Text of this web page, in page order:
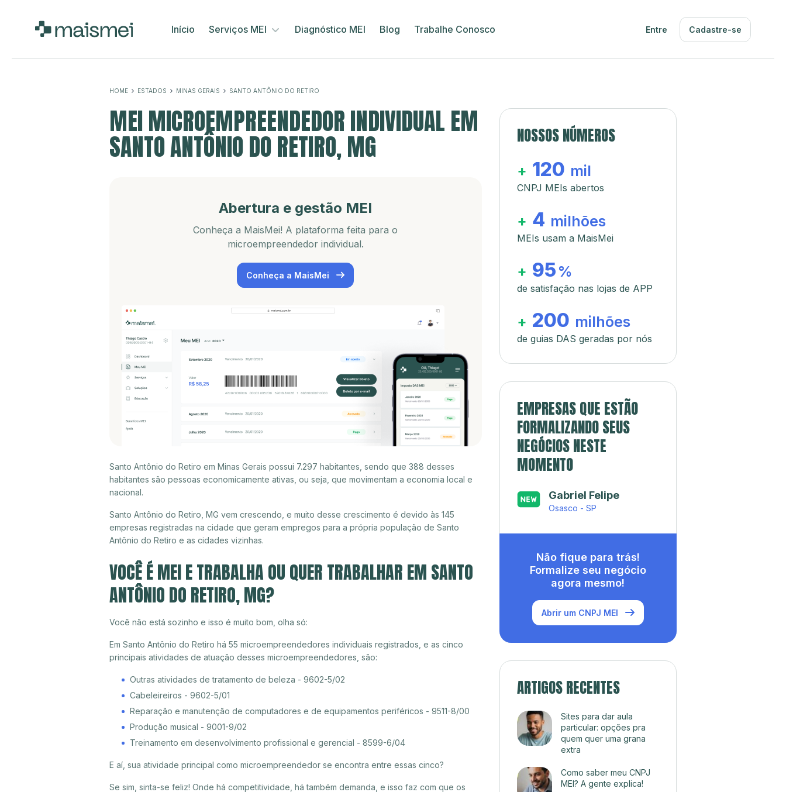
Início Serviços MEI Diagnóstico MEI Blog Trabalhe Conosco Entre Cadastre-se
HOME ESTADOS MINAS GERAIS SANTO ANTÔNIO DO RETIRO
MEI MICROEMPREENDEDOR INDIVIDUAL EM
SANTO ANTÔNIO DO RETIRO, MG
Abertura e gestão MEI
Conheça a MaisMei! A plataforma feita para o
microempreendedor individual.
Conheça a MaisMei
Santo Antônio do Retiro em Minas Gerais possui 7.297 habitantes, sendo que 388 desses
habitantes são pessoas economicamente ativas, ou seja, que movimentam a economia local e
nacional.
Santo Antônio do Retiro, MG vem crescendo, e muito desse crescimento é devido às 145
empresas registradas na cidade que geram empregos para a própria população de Santo
Antônio do Retiro e as cidades vizinhas.
VOCÊ É MEI E TRABALHA OU QUER TRABALHAR EM SANTO
ANTÔNIO DO RETIRO, MG?
Você não está sozinho e isso é muito bom, olha só:
Em Santo Antônio do Retiro há 55 microempreendedores individuais registrados, e as cinco
principais atividades de atuação desses microempreendedores, são:
Outras atividades de tratamento de beleza - 9602-5/02
Cabeleireiros - 9602-5/01
Reparação e manutenção de computadores e de equipamentos periféricos - 9511-8/00
Produção musical - 9001-9/02
Treinamento em desenvolvimento profissional e gerencial - 8599-6/04
E aí, sua atividade principal como microempreendedor se encontra entre essas cinco?
Se sim, sinta-se feliz! Onde há competitividade, há também demanda, e isso faz com que os
NOSSOS NÚMEROS
+ 120 mil
CNPJ MEIs abertos
+ 4 milhões
MEIs usam a MaisMei
+ 95 %
de satisfação nas lojas de APP
+ 200 milhões
de guias DAS geradas por nós
EMPRESAS QUE ESTÃO
FORMALIZANDO SEUS
NEGÓCIOS NESTE
MOMENTO
Gabriel Felipe
Osasco - SP
Não fique para trás!
Formalize seu negócio
agora mesmo!
Abrir um CNPJ MEI
ARTIGOS RECENTES
Sites para dar aula
particular: opções pra
quem quer uma grana
extra
Como saber meu CNPJ
MEI? A gente explica!